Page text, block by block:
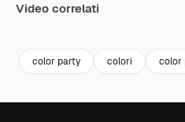
Video correlati
color party colori color